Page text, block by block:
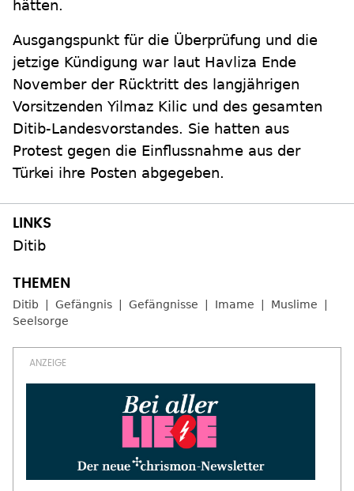
hätten.
Ausgangspunkt für die Überprüfung und die
jetzige Kündigung war laut Havliza Ende
November der Rücktritt des langjährigen
Vorsitzenden Yilmaz Kilic und des gesamten
Ditib-Landesvorstandes. Sie hatten aus
Protest gegen die Einflussnahme aus der
Türkei ihre Posten abgegeben.
Ditib
Ditib Gefängnis Gefängnisse Imame
Muslime
Seelsorge